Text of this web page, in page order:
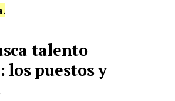
.
talento
los puestos y